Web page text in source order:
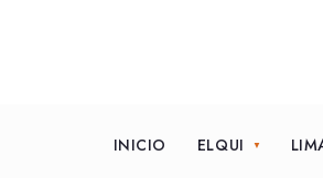
INICIO ELQUI